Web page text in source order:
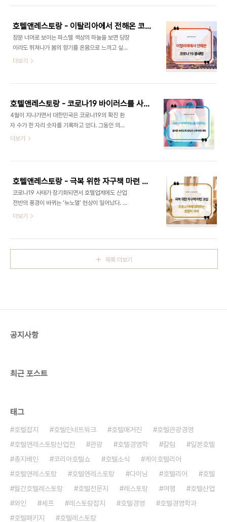
랑과 커피숍, 숙박시설도 새롭게 오픈했습니다. 하지
가 확산돼 세계 각국은 지금 감염병 예방 차원에서 지
역이나 국경을 봉쇄하고, 출입국의 심사를 강화하고
있는 상황이다. 이렇게 코로나19가 전 세계적으로 팬
데믹을 일으키고 있는 가운데, 대만의 공동연구진이
기존의 전통적인 중국 한약재 성분을 사용해 항코로
어있는 테아플라빈(Theaflavin)이 다른 성분들에
호텔앤레스토랑 - 이탈리아에서 전해온 코로나19 봉쇄령
창문 너머로 보이는 파스텔 색상의 하늘을 보면 당장
이라도 뛰쳐나가 봄의 향기를 온몸으로 느끼고 싶다
는 생각이 듭니다. 언제부터인지 코로나19는 우리의
를 말리게 하는 고약한 녀석은 아무도 예상하지 못했
던 것 같습니다. 저는 현재 자가 격리 8주차에 접어
들었습니다. 몇 주 동안은 창살 없는 감옥에 있어야
하는 답답함을 시작으로 쉴새 없이 들려오는 앰뷸런
스의 사이렌 소리 때문에 극심한 우울과 정체를 알 수
의 동물이라고 표현한 것처럼 이런 삶도 오래 지나다
마도 ..
더보기
호텔앤레스토랑 - 코로나19 바이러스를 사멸하는 올바른 표면소독 방법과 소독제에 대해
4월이 지나가면서 대한민국은 코로나19의 확진 환
자 수가 한 자리 숫자를 기록하고 있다. 그동안 의료
현장에서 정성을 다한 의료진 정부 관계자 모두에게
독자에게 소개해 앞으로 생활 방역을 함에 있어 조금
이나마 도움이 되고자 한다. 올바른 소독을 하기 위해
서는 먼저 소독, 살균, 멸균에 대해 무엇이 다르고 차
이점은 무엇인지 용어를 이해해야 한다. 비슷한 단어
처럼 보이지만 각각의 용어의 정의는 많은 차이점이
않는 (일부)병원체를 사멸하거나 비활성화
더보기
호텔앤레스토랑 - 극복 위한 자구책 마련 고심_ 코로나19에 대처하는 호텔의 자세
코로나19 사태가 장기화되면서 호텔업계에도 산업
전반의 풍경이 바뀌는 ‘뉴노멀’ 현상이 일어났다. 특
히 비대면 서비스 수요 및 건강에 대한 관심이 증가하
객들 간의 사회적 거리를 강조하며 호텔을 이용할 수
더보기
목록 더보기
공지사항
최근 포스트
태그
호텔잡지 호텔인네트워크 호텔매거진
호텔관광경영
호텔앤레스토랑산업전
관광 호텔경영학 칼럼
일본호텔
총지배인
코리아호텔쇼 호텔소식
케이호텔리어
호텔앤레스토랑
호텔엔레스토랑 다이닝 호텔리어
호텔
월간호텔레스토랑
호텔전문지 레스토랑 여행
호텔산업
와인
셰프 레스토랑잡지 호텔경영
호텔경영학과
호텔패키지
호텔레스토랑